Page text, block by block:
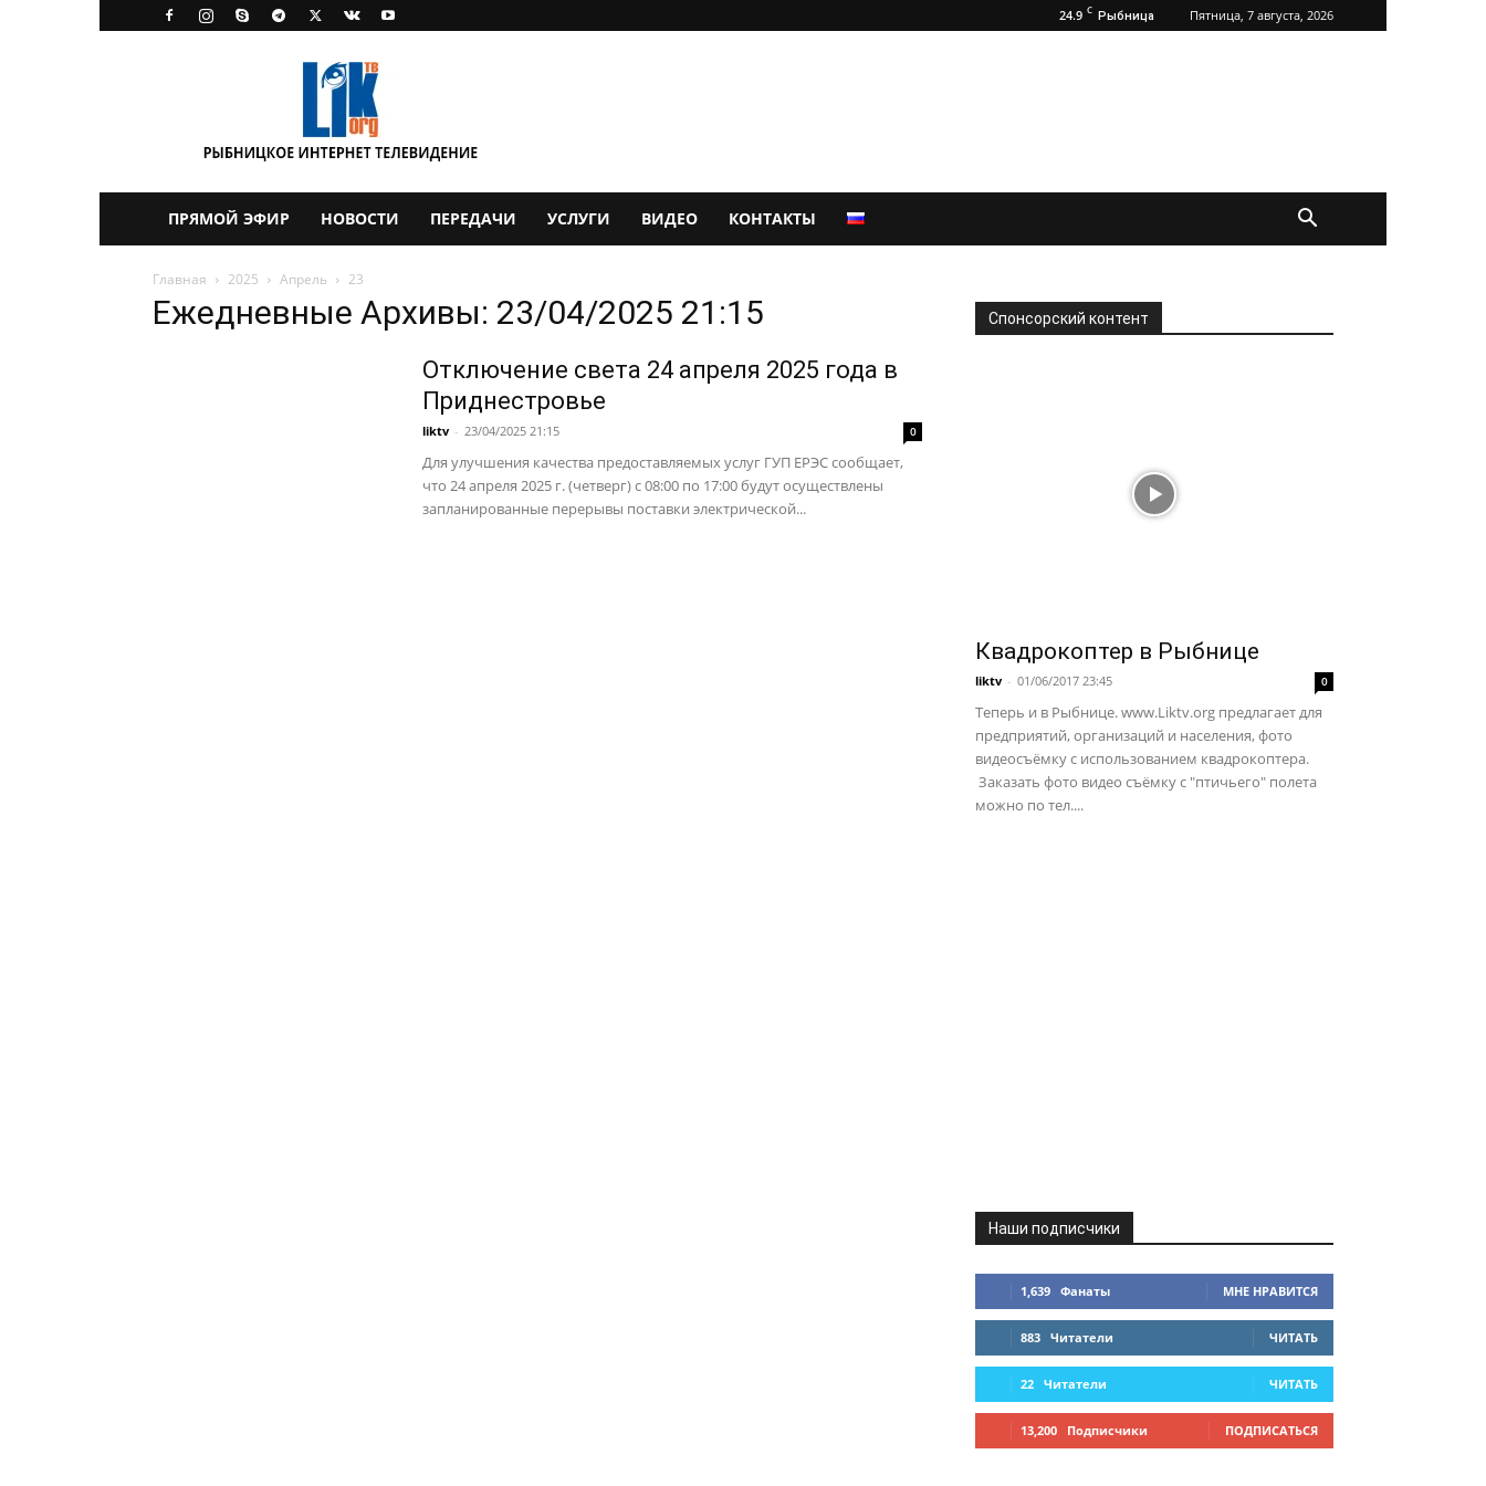
24.9 C Рыбница Пятница, 7 августа, 2026
ПРЯМОЙ ЭФИР НОВОСТИ ПЕРЕДАЧИ УСЛУГИ ВИДЕО КОНТАКТЫ
Главная 2025 Апрель 23
Ежедневные Архивы: 23/04/2025 21:15
Отключение света 24 апреля 2025 года в
Приднестровье
liktv - 23/04/2025 21:15 0
Для улучшения качества предоставляемых услуг ГУП ЕРЭС сообщает,
что 24 апреля 2025 г. (четверг) с 08:00 по 17:00 будут осуществлены
запланированные перерывы поставки электрической...
Спонсорский контент
Квадрокоптер в Рыбнице
liktv - 01/06/2017 23:45 0
Теперь и в Рыбнице. www.Liktv.org предлагает для
предприятий, организаций и населения, фото
видеосъёмку с использованием квадрокоптера.
Заказать фото видео съёмку с "птичьего" полета
можно по тел....
Наши подписчики
1,639 Фанаты МНЕ НРАВИТСЯ
883 Читатели ЧИТАТЬ
22 Читатели ЧИТАТЬ
13,200 Подписчики ПОДПИСАТЬСЯ